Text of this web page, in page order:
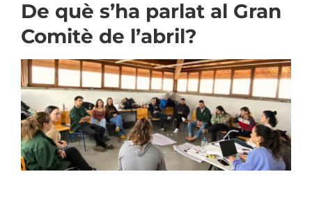
De què s’ha parlat al Gran
Comitè de l’abril?
View
Larger
Image